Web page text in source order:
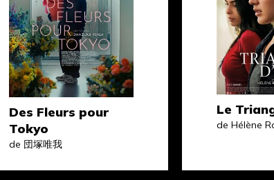
Des Fleurs pour
Tokyo
de 団塚唯我
Le
de Hélène